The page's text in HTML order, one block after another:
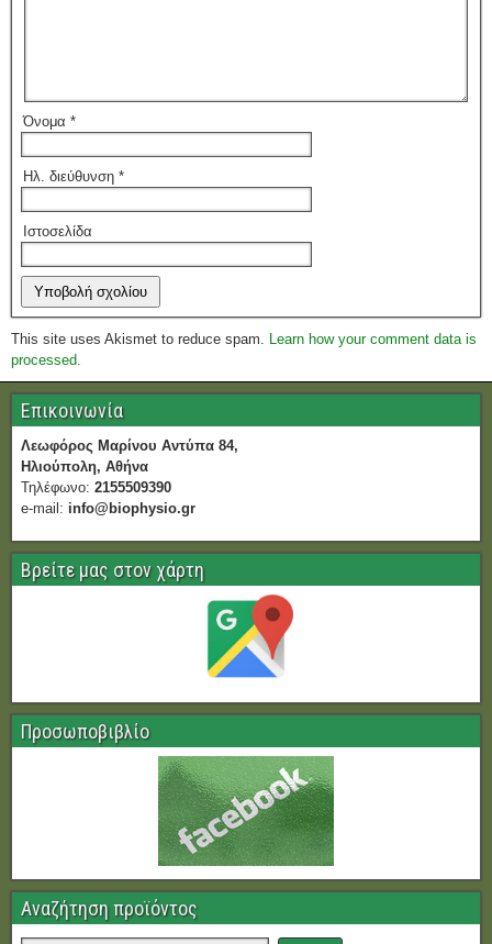
Όνομα *
Ηλ. διεύθυνση *
Ιστοσελίδα
This site uses Akismet to reduce spam. Learn how your comment data is
processed.
Επικοινωνία
Λεωφόρος Μαρίνου Αντύπα 84,
Ηλιούπολη, Αθήνα
Τηλέφωνο: 2155509390
e-mail: info@biophysio.gr
Βρείτε μας στον χάρτη
Προσωποβιβλίο
Αναζήτηση προϊόντος